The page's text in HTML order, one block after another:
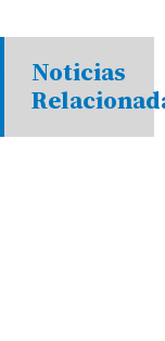
Noticias